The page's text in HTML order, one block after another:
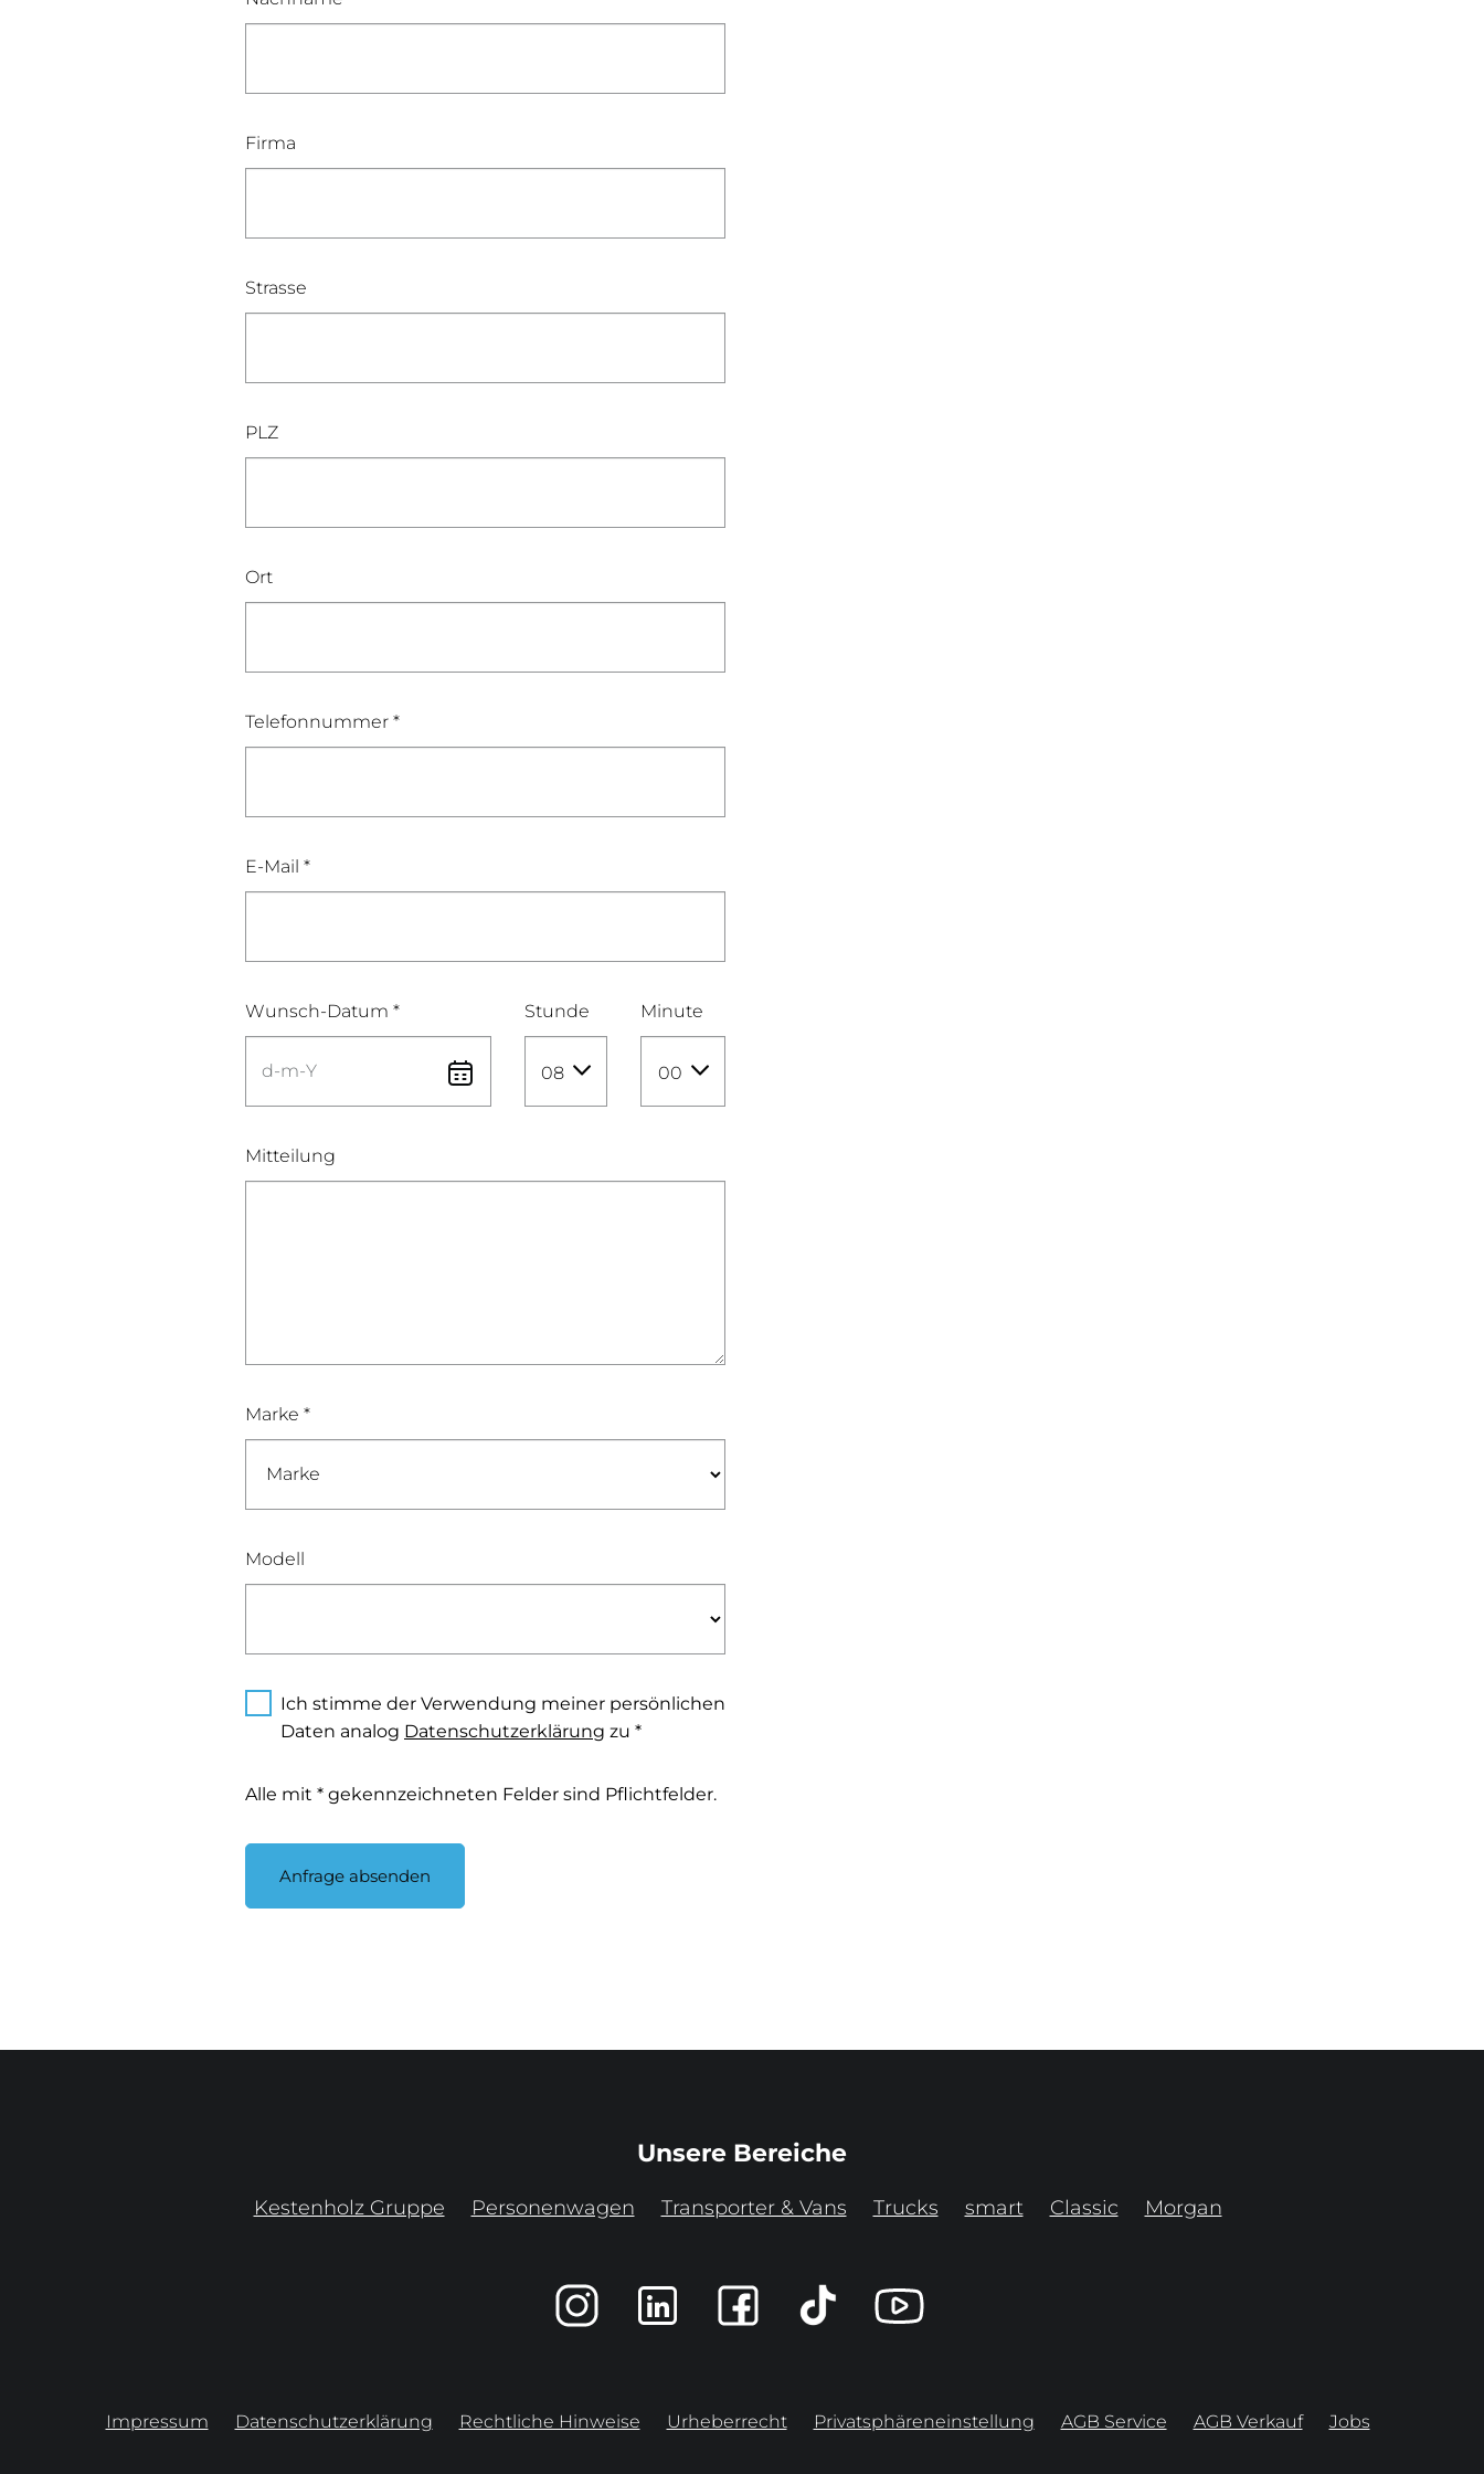
Firma
Strasse
PLZ
Ort
Telefonnummer *
E-Mail *
Wunsch-Datum * Stunde
08
Minute
00
Mitteilung
Marke *
Modell
Ich stimme der Verwendung meiner persönlichen
Daten analog Datenschutzerklärung zu *
Alle mit * gekennzeichneten Felder sind Pflichtfelder.
Anfrage absenden
Unsere Bereiche
Kestenholz Gruppe Personenwagen Transporter & Vans Trucks smart Classic Morgan
Impressum Datenschutzerklärung Rechtliche Hinweise Urheberrecht Privatsphäreneinstellung AGB Service AGB Verkauf Jobs